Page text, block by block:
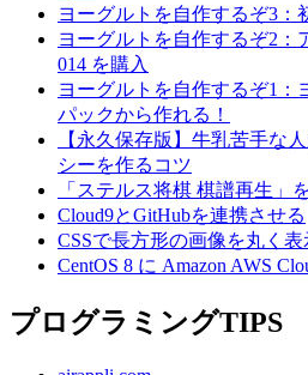
ヨーグルトを自作するぞ3：
ヨーグルトを自作するぞ2
014 を購入
ヨーグルトを自作するぞ1：
パックから作れる！
【永久保存版】牛乳苦手な
シーを作るコツ
「ステルス将棋 棋譜再生」
Cloud9とGitHubを連携させる
CSSで長方形の画像を丸く
CentOS 8 に Amazon AWS
プログラミングTIPS